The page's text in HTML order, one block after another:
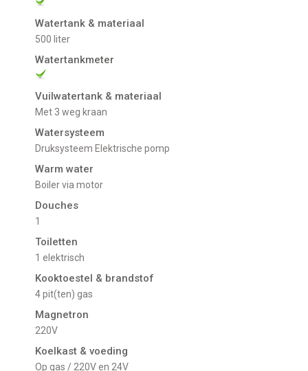
Watertank & materiaal
500 liter
Watertankmeter
Vuilwatertank & materiaal
met 3 weg kraan
Watersysteem
Druksysteem Elektrische pomp
Warm water
Boiler via motor
Douches
1
Toiletten
1 elektrisch
Kooktoestel & brandstof
4 pit(ten) gas
Magnetron
220V
Koelkast & voeding
Op gas / 220V en 24V